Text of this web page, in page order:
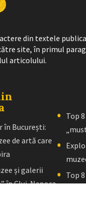
din textele
site, în primul
articolului.
în București:
de artă care
și galerii
în Cluj-Napoca
Top
Top